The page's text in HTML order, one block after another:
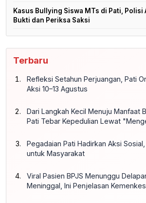
Kasus Bullying Siswa MTs di Pati, Polisi
Bukti dan Periksa Saksi
Terbaru
Refleksi Setahun Perjuangan, Pati
Aksi 10–13 Agustus
Dari Langkah Kecil Menuju Manfaat
Pati Tebar Kepedulian Lewat
Pegadaian Pati Hadirkan Aksi
untuk Masyarakat
Viral Pasien BPJS Menunggu
Meninggal, Ini Penjelasan Kemenkes